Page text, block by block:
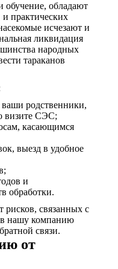
обладают
практических
исчезают и
ликвидация
народных
тараканов
родственники,
визите СЭС;
касающимся
выезд в удобное
и
обработки.
рисков, связанных с
в нашу компанию
связи.
от